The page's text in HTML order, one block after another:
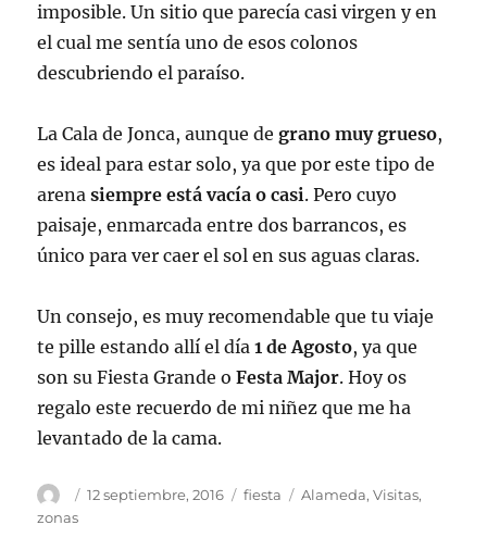
imposible. Un sitio que parecía casi virgen y en
el cual me sentía uno de esos colonos
descubriendo el paraíso.
La Cala de Jonca, aunque degrano muy grueso,
es ideal para estar solo, ya que por este tipo de
arena siempre está vacía o casi. Pero cuyo
paisaje, enmarcada entre dos barrancos, es
único para ver caer el sol en sus aguas claras.
Un consejo, es muy recomendable que tu viaje
te pille estando allí el día1 de Agosto, ya que
son su Fiesta Grande o Festa Major. Hoy os
regalo este recuerdo de mi niñez que me ha
levantado de la cama.
Autor
Publicado
12 septiembre, 2016 Categorías
fiesta Etiquetas
Alameda,Visitas,
zonas